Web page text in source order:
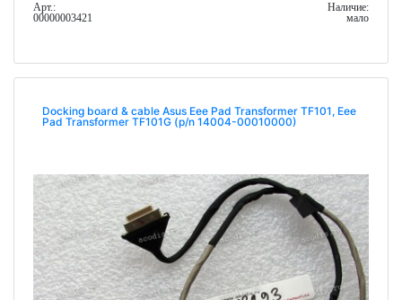
Арт.:
00000003421
Наличие:
мало
Docking board & cable Asus Eee Pad Transformer TF101, Eee
Pad Transformer TF101G (p/n 14004-00010000)